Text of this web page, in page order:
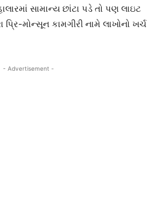
સામાન્ય છાંટા પડે તો પણ લાઇટ
મોન્સૂન કામગીરી નામે લાખોનો ખર્ચ
- Advertisement -